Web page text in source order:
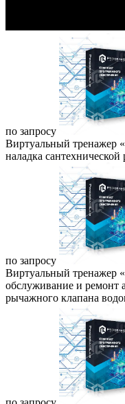
по запросу
Виртуальный тренажер
наладка
по запросу
Виртуальный тренажер
обслуживание и ремонт
рычажного клапана